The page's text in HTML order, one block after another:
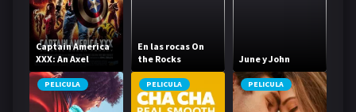
Captain America
XXX: An Axel
Braun Parody
En las rocas On
the Rocks
June y John
PELICULA PELICULA PELICULA